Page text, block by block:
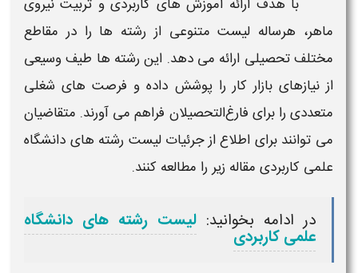
با هدف ارائه آموزش‌ های کاربردی و تربیت نیروی
ماهر، هرساله لیست متنوعی از رشته‌ ها را در مقاطع
مختلف تحصیلی ارائه می‌ دهد. این رشته‌ ها طیف وسیعی
از نیازهای بازار کار را پوشش داده و فرصت‌ های شغلی
متعددی را برای فارغ‌التحصیلان فراهم می‌ آورند. متقاضیان
می توانند برای اطلاع از جرئیات لیست رشته های دانشگاه
علمی کاربردی مقاله زیر را مطالعه کنند.
در ادامه بخوانید: لیست رشته های دانشگاه
علمی کاربردی